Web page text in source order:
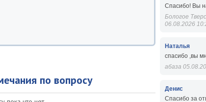
по вопросу
Спасибо! Вы
Бологое
06.08.2026
Наталья
спасибо ,вы
абаза
Денис
Спасибо за